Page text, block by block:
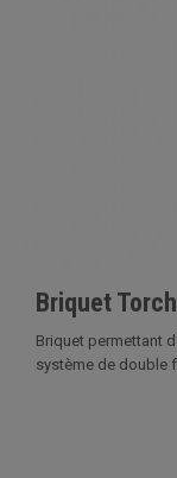
Briquet
Briquet permettant
système de double